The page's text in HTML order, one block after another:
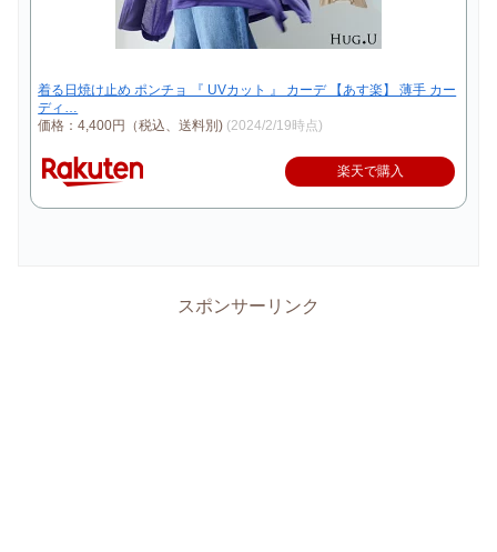
着る日焼け止め ポンチョ 『 UVカット 』 カーデ 【あす楽】 薄手 カー
ディ…
価格：4,400円（税込、送料別) (2024/2/19時点)
楽天で購入
スポンサーリンク